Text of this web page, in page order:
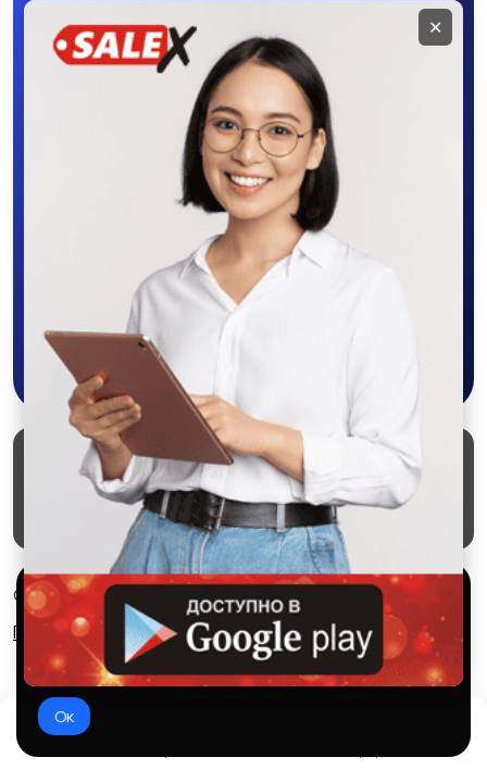
Мобильное
приложение
Скачайте приложение в Google Play –
крутите колесо фортуны, выигрывайте
бонусы, удобно ищите и размещайте
объявления - все это в нашем мобильном
приложении SALEX!
Скачать в Google Play
Маркеты Блог
О проекте
Служба поддержки
Удаление аккаунта
Партнерка
© 2026 SALEX МАРКЕТ
Правила сервиса
Конфиденциальность
Используем куки и рекомендательные
технологии
Это чтобы сайт работал лучше. Оставаясь с нами, вы
соглашаетесь на использование файлов куки.
Ок
✕